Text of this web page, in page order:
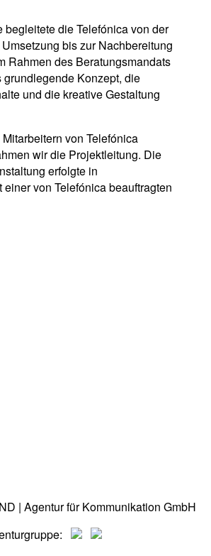
begleitete die Telefónica von der
bis zur Nachbereitung
Rahmen des Beratungsmandats
Konzept, die
und die kreative Gestaltung
von Telefónica
wir die Projektleitung. Die
erfolgte in
von Telefónica beauftragten
| Agentur für Kommunikation GmbH